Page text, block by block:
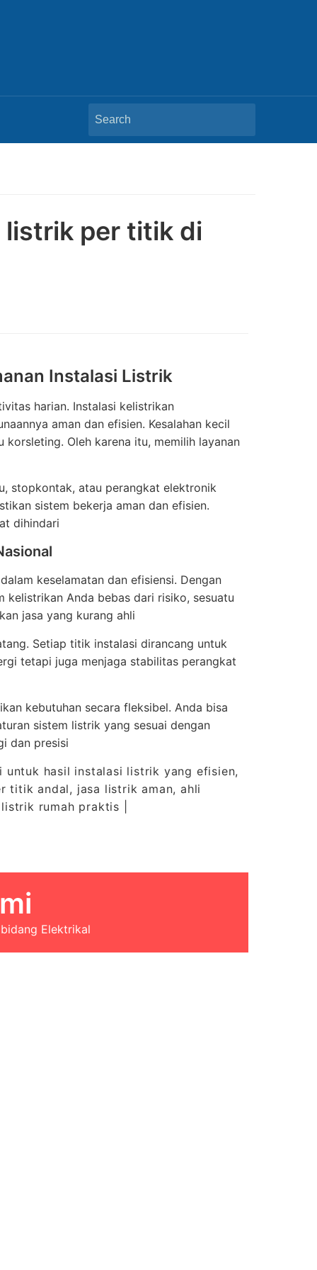
Search
for:
listrik per titik di
Instalasi Listrik
harian. Instalasi kelistrikan
aman dan efisien. Kesalahan kecil
Oleh karena itu, memilih layanan
stopkontak, atau perangkat elektronik
sistem bekerja aman dan efisien.
dihindari
keselamatan dan efisiensi. Dengan
kelistrikan Anda bebas dari risiko, sesuatu
jasa yang kurang ahli
Setiap titik instalasi dirancang untuk
tetapi juga menjaga stabilitas perangkat
kebutuhan secara fleksibel. Anda bisa
sistem listrik yang sesuai dengan
dan presisi
untuk hasil instalasi listrik yang efisien,
titik andal, jasa listrik aman, ahli
rumah praktis |
Elektrikal